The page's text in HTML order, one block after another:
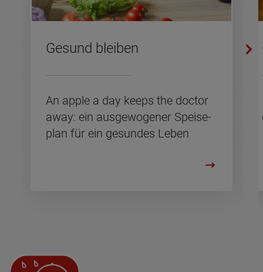
Ge­sund blei­ben
An apple a day keeps the doc­tor
away: ein aus­ge­wo­ge­ner Spei­se­
plan für ein ge­sun­des Leben